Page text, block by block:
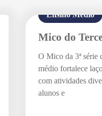
Ensino Médio
Mico do
O Mico da 3ª série
médio fortalece
com atividades
alunos e